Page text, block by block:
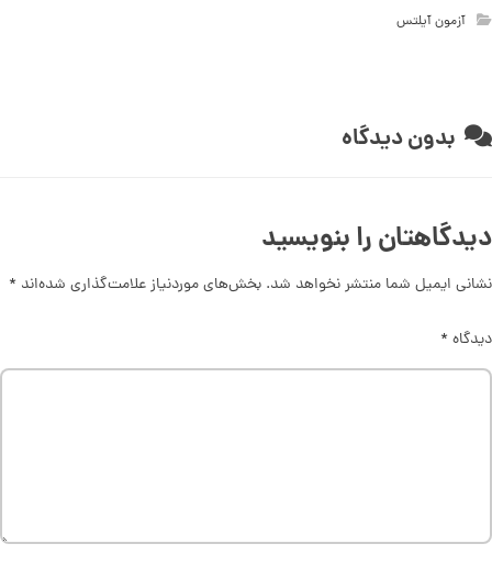
آزمون آیلتس
بدون دیدگاه
دیدگاهتان را بنویسید
نشانی ایمیل شما منتشر نخواهد شد. بخش‌های موردنیاز علامت‌گذاری شده‌اند *
دیدگاه*